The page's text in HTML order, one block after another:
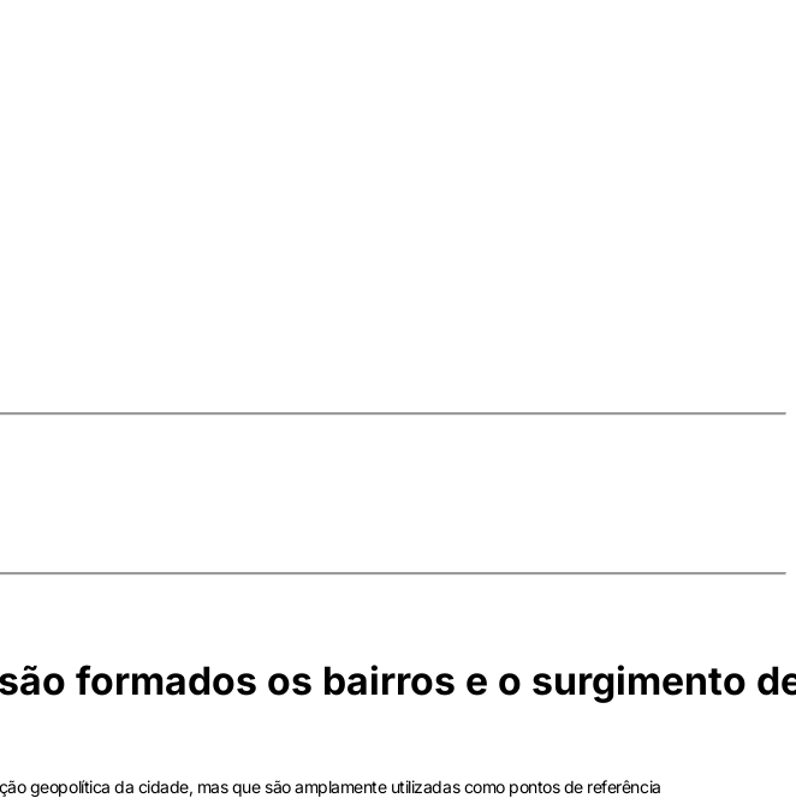
formados os bairros e o surgimento
geopolítica da cidade, mas que são amplamente utilizadas como pontos de referência